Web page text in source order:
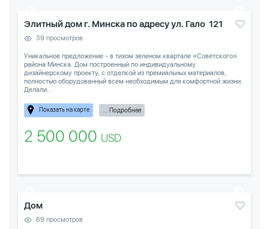
Элитный дом г. Минска по адресу ул. Гало 121
39 просмотров
Уникальное предложение - в тихом зеленом квартале «Советского»
района Минска. Дом построенный по индивидуальному
дизайнерскому проекту, с отделкой из премиальных материалов,
полностью оборудованный всем необходимым для комфортной жизни.
Делали...
Показать на карте ... Подробнее
2 500 000 USD
Дом
69 просмотров